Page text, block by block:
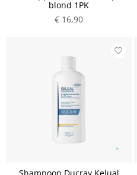
blond 1PK
€ 16,90